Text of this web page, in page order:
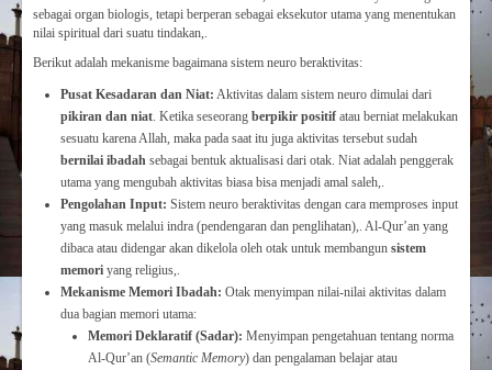
sebagai organ biologis, tetapi berperan sebagai eksekutor utama yang menentukan
nilai spiritual dari suatu tindakan,.
Berikut adalah mekanisme bagaimana sistem neuro beraktivitas:
Pusat Kesadaran dan Niat: Aktivitas dalam sistem neuro dimulai dari
pikiran dan niat. Ketika seseorang berpikir positif atau berniat melakukan
sesuatu karena Allah, maka pada saat itu juga aktivitas tersebut sudah
bernilai ibadah sebagai bentuk aktualisasi dari otak. Niat adalah penggerak
utama yang mengubah aktivitas biasa bisa menjadi amal saleh,.
Pengolahan Input: Sistem neuro beraktivitas dengan cara memproses input
yang masuk melalui indra (pendengaran dan penglihatan),. Al-Qur’an yang
dibaca atau didengar akan dikelola oleh otak untuk membangun sistem
memori yang religius,.
Mekanisme Memori Ibadah: Otak menyimpan nilai-nilai aktivitas dalam
dua bagian memori utama:
Memori Deklaratif (Sadar): Menyimpan pengetahuan tentang norma
Al-Qur’an (Semantic Memory) dan pengalaman belajar atau